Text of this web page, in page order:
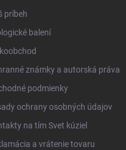
príbeh
balení
známky a autorská práva
podmienky
ochrany osobných údajov
na tím Svet kúziel
a vrátenie tovaru